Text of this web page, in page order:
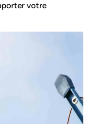
votre